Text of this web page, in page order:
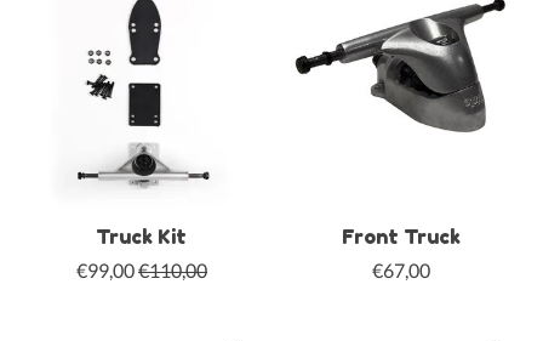
Truck Kit
€99,00€110,00
Front Truck
€67,00